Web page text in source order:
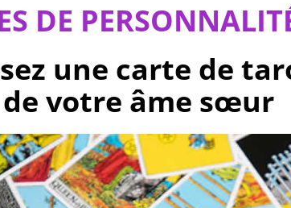
DE
une carte de
votre âme sœur